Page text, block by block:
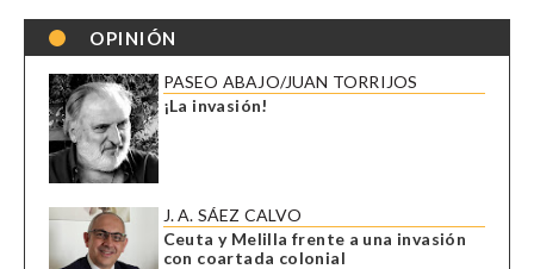
OPINIÓN
PASEO ABAJO/JUAN TORRIJOS
¡La invasión!
J. A. SÁEZ CALVO
Ceuta y Melilla frente a una invasión
con coartada colonial